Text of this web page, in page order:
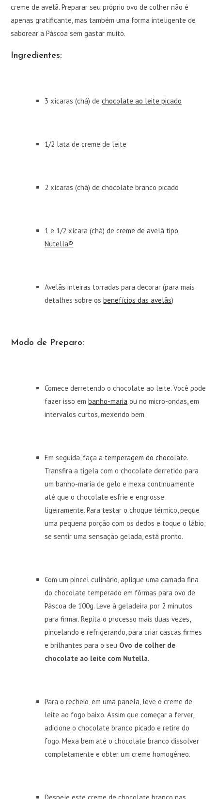
creme de avelã. Preparar seu próprio ovo de colher não é
apenas gratificante, mas também uma forma inteligente de
saborear a Páscoa sem gastar muito.
Ingredientes:
3 xícaras (chá) dechocolate ao leite picado
1/2 lata de creme de leite
2 xícaras (chá) de chocolate branco picado
1 e 1/2 xícara (chá) decreme de avelã tipo
Nutella®
Avelãs inteiras torradas para decorar (para mais
detalhes sobre osbenefícios das avelãs)
Modo de Preparo:
Comece derretendo o chocolate ao leite. Você pode
fazer isso embanho-maria ou no micro-ondas, em
intervalos curtos, mexendo bem.
Em seguida, faça a temperagem do chocolate.
Transfira a tigela com o chocolate derretido para
um banho-maria de gelo e mexa continuamente
até que o chocolate esfrie e engrosse
ligeiramente. Para testar o choque térmico, pegue
uma pequena porção com os dedos e toque o lábio;
se sentir uma sensação gelada, está pronto.
Com um pincel culinário, aplique uma camada fina
do chocolate temperado em fôrmas para ovo de
Páscoa de 100g. Leve à geladeira por 2 minutos
para firmar. Repita o processo mais duas vezes,
pincelando e refrigerando, para criar cascas firmes
e brilhantes para o seu Ovo de colher de
chocolate ao leite com Nutella.
Para o recheio, em uma panela, leve o creme de
leite ao fogo baixo. Assim que começar a ferver,
adicione o chocolate branco picado e retire do
fogo. Mexa bem até o chocolate branco dissolver
completamente e obter um creme homogêneo.